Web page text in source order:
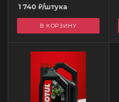
1 740 ₽/штука
В КОРЗИНУ